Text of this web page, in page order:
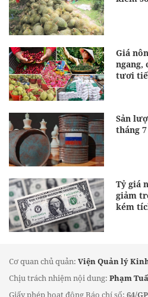
Giá
ngang,
tươi
Sản
tháng 7
Tỷ giá
giảm
kém
Cơ quan chủ quản: Viện Quản lý
Chịu trách nhiệm nội dung: Phạm
Giấy phép hoạt động Báo chí số: 64/